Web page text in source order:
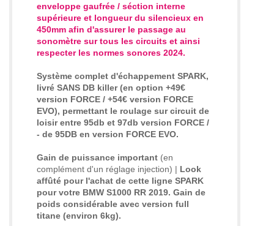
enveloppe gaufrée / séction interne
supérieure et longueur du silencieux en
450mm afin d'assurer le passage au
sonomètre sur tous les circuits et ainsi
respecter les normes sonores 2024.
Système complet d'échappement SPARK,
livré SANS DB killer (en option +49€
version FORCE / +54€ version FORCE
EVO), permettant le roulage sur circuit de
loisir entre 95db et 97db version FORCE /
- de 95DB en version FORCE EVO.
Gain de puissance important (en
complément d'un réglage injection) | Look
affûté pour l'achat de cette ligne SPARK
pour votre BMW S1000 RR 2019. Gain de
poids considérable avec version full
titane (environ 6kg).